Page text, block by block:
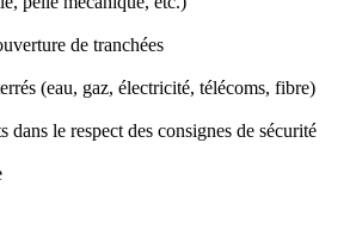
de tranchées
(eau, gaz, électricité, télécoms, fibre)
le respect des consignes de sécurité